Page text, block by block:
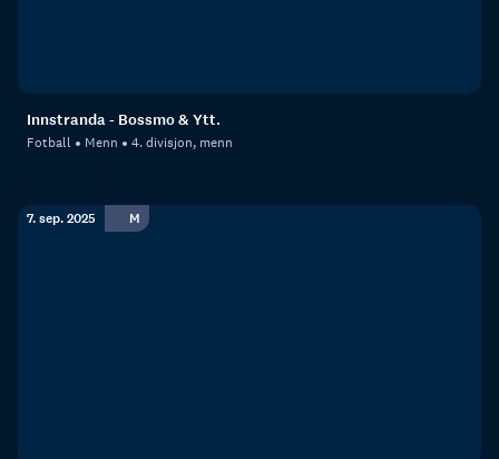
Innstranda - Bossmo & Ytt.
Fotball Menn 4. divisjon, menn
7. sep. 2025 M